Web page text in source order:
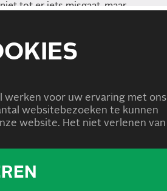
tot er iets misgaat, maar
voor uw ervaring met ons
websitebezoeken te kunnen
website. Het niet verlenen van